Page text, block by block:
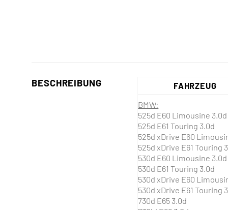
BESCHREIBUNG FAHRZEUG
BMW:
525d E60 Limousine 3.0d
525d E61 Touring 3.0d
525d xDrive E60
525d xDrive E61 Touring
530d E60 Limousine 3.0d
530d E61 Touring 3.0d
530d xDrive E60
530d xDrive E61 Touring
730d E65 3.0d